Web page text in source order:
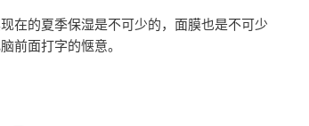
在的夏季保湿是不可少的，面膜也是不可少
前面打字的惬意。